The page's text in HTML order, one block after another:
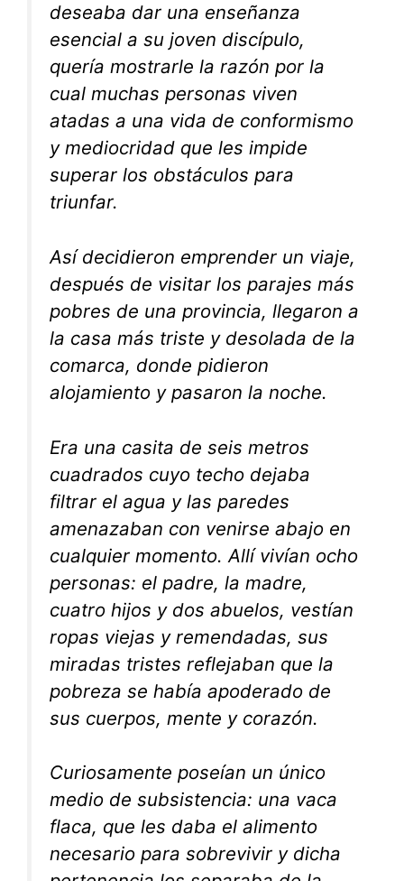
deseaba dar una enseñanza
esencial a su joven discípulo,
quería mostrarle la razón por la
cual muchas personas viven
atadas a una vida de conformismo
y mediocridad que les impide
superar los obstáculos para
triunfar.
Así decidieron emprender un viaje,
después de visitar los parajes más
pobres de una provincia, llegaron a
la casa más triste y desolada de la
comarca, donde pidieron
alojamiento y pasaron la noche.
Era una casita de seis metros
cuadrados cuyo techo dejaba
filtrar el agua y las paredes
amenazaban con venirse abajo en
cualquier momento. Allí vivían ocho
personas: el padre, la madre,
cuatro hijos y dos abuelos, vestían
ropas viejas y remendadas, sus
miradas tristes reflejaban que la
pobreza se había apoderado de
sus cuerpos, mente y corazón.
Curiosamente poseían un único
medio de subsistencia: una vaca
flaca, que les daba el alimento
necesario para sobrevivir y dicha